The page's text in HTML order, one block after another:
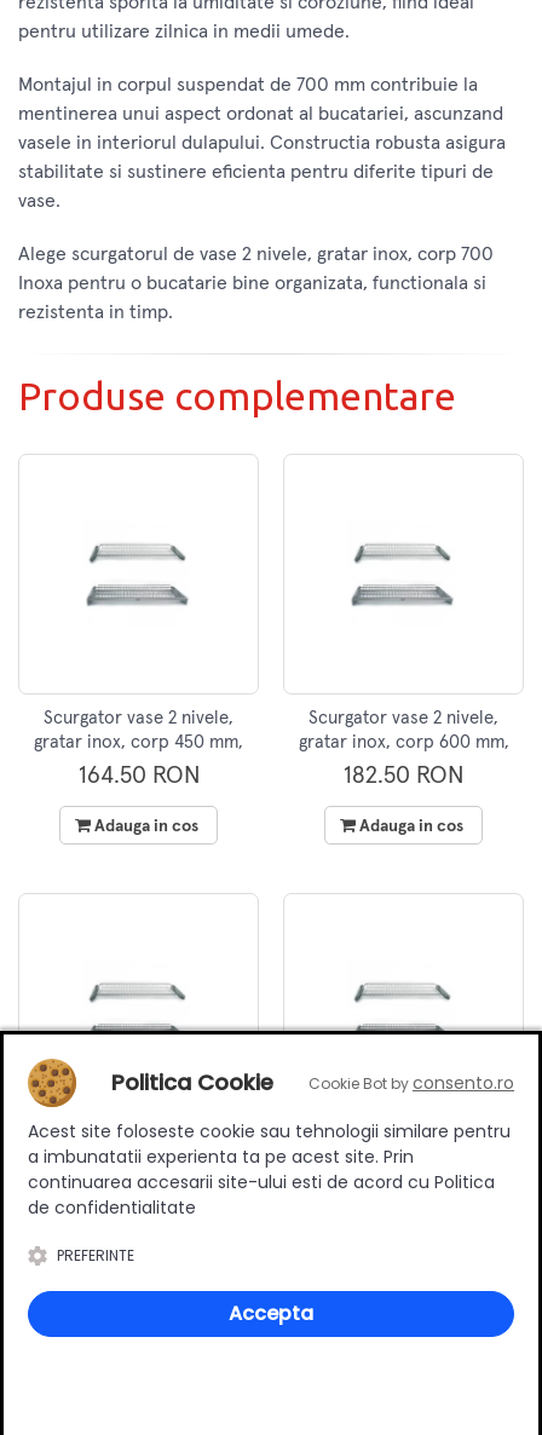
pentru utilizare zilnica in medii umede.
Montajul in corpul suspendat de 700 mm contribuie la
mentinerea unui aspect ordonat al bucatariei, ascunzand
vasele in interiorul dulapului. Constructia robusta asigura
stabilitate si sustinere eficienta pentru diferite tipuri de
vase.
Alege scurgatorul de vase 2 nivele, gratar inox, corp 700
Inoxa pentru o bucatarie bine organizata, functionala si
rezistenta in timp.
Produse complementare
Scurgator vase 2 nivele,
gratar inox, corp 450 mm,
Inoxa
164.50 RON
Adauga in cos
Scurgator vase 2 nivele,
gratar inox, corp 600 mm,
Inoxa
182.50 RON
Adauga in cos
Scurgator vase 2 nivele,
gratar inox, corp 800 mm,
Inoxa
211.90 RON
Adauga in cos
Scurgator vase 2 nivele,
gratar inox, corp 900 mm,
Politica Cookie Cookie Bot byconsento.ro
Acest site foloseste cookie sau tehnologii similare pentru
a imbunatatii experienta ta pe acest site. Prin
continuarea accesarii site-ului esti de acord cu Politica
de confidentialitate
PREFERINTE
Accepta